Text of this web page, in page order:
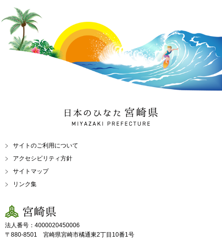
日本のひなた 宮崎県
MIYAZAKI PREFECTURE
サイトのご利用について
アクセシビリティ方針
サイトマップ
リンク集
宮崎県
法人番号：4000020450006
〒880-8501 宮崎県宮崎市橘通東2丁目10番1号